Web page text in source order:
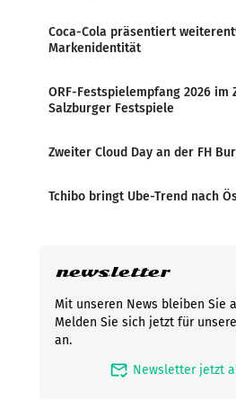
Coca-Cola präsentiert
Markenidentität
ORF-Festspielempfang 2026 im
Salzburger Festspiele
Zweiter Cloud Day an der FH
Tchibo bringt Ube-Trend nach
newsletter
Mit unseren News bleiben Sie
Melden Sie sich jetzt für
an.
mark_email_read Newsletter jetzt